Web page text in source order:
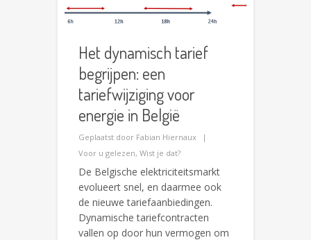
Het dynamisch tarief
begrijpen: een
tariefwijziging voor
energie in België
Geplaatst door Fabian Hiernaux
Voor u gelezen, Wist je dat?
De Belgische elektriciteitsmarkt
evolueert snel, en daarmee ook
de nieuwe tariefaanbiedingen.
Dynamische tariefcontracten
vallen op door hun vermogen om